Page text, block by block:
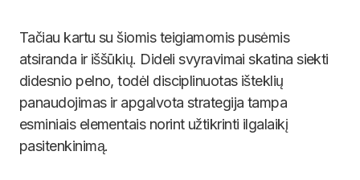
Tačiau kartu su šiomis teigiamomis pusėmis
atsiranda ir iššūkių. Dideli svyravimai skatina siekti
didesnio pelno, todėl disciplinuotas išteklių
panaudojimas ir apgalvota strategija tampa
esminiais elementais norint užtikrinti ilgalaikį
pasitenkinimą.